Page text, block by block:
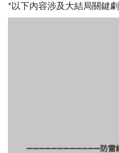
*以下內容涉及大結局關鍵劇